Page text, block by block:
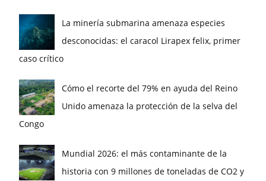
La minería submarina amenaza especies
desconocidas: el caracol Lirapex felix, primer
caso crítico
Cómo el recorte del 79% en ayuda del Reino
Unido amenaza la protección de la selva del
Congo
Mundial 2026: el más contaminante de la
historia con 9 millones de toneladas de CO2 y